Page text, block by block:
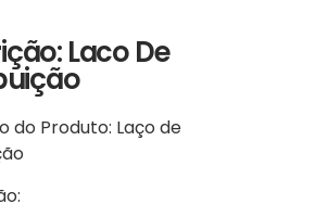
Laco De
do Produto: Laço de